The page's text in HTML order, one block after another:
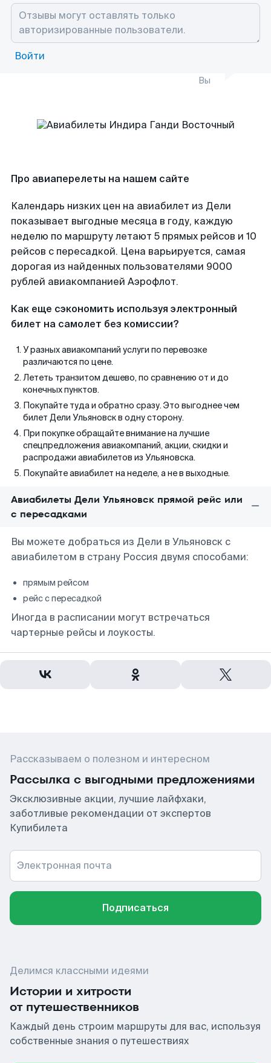
Войти
Вы
Про авиаперелеты на нашем сайте
Календарь низких цен на авиабилет из Дели
показывает выгодные месяца в году, каждую
неделю по маршруту летают 5 прямых рейсов и 10
рейсов с пересадкой. Цена варьируется, самая
дорогая из найденных пользователями 9000
рублей авиакомпанией Аэрофлот.
Как еще сэкономить используя электронный
билет на самолет без комиссии?
У разных авиакомпаний услуги по перевозке
различаются по цене.
Лететь транзитом дешево, по сравнению от и до
конечных пунктов.
Покупайте туда и обратно сразу. Это выгоднее чем
билет Дели Ульяновск в одну сторону.
При покупке обращайте внимание на лучшие
спецпредложения авиакомпаний, акции, скидки и
распродажи авиабилетов из Ульяновска.
Покупайте авиабилет на неделе, а не в выходные.
Авиабилеты Дели Ульяновск прямой рейс или
с пересадками
Вы можете добраться из Дели в Ульяновск с
авиабилетом в страну Россия двумя способами:
прямым рейсом
рейс с пересадкой
Иногда в расписании могут встречаться
чартерные рейсы и лоукосты.
Рассказываем о полезном и интересном
Рассылка с выгодными предложениями
Эксклюзивные акции, лучшие лайфхаки,
заботливые рекомендации от экспертов
Купибилета
Электронная почта
Подписаться
Делимся классными идеями
Истории и хитрости
от путешественников
Каждый день строим маршруты для вас, используя
собственные знания о путешествиях